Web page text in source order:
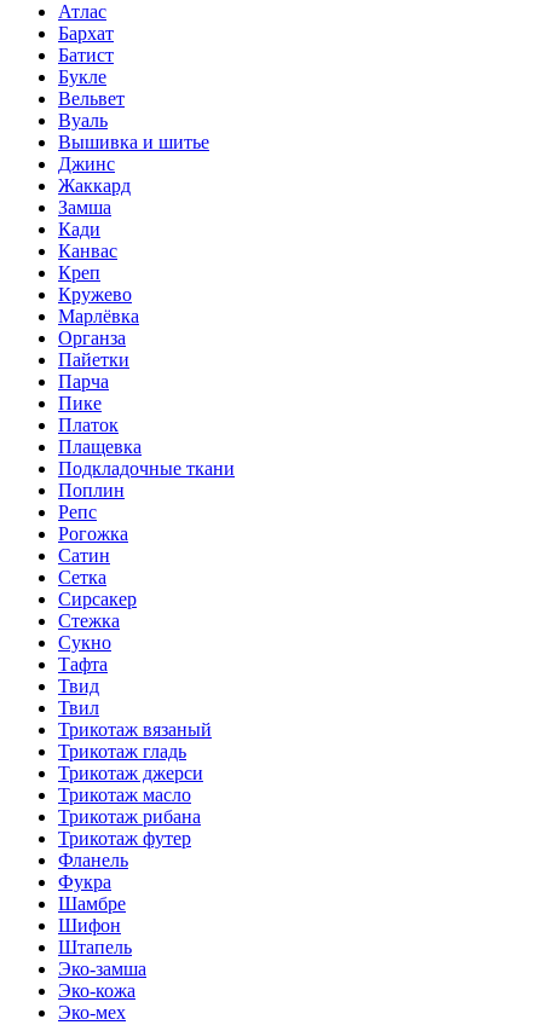
Атлас
Бархат
Батист
Букле
Вельвет
Вуаль
Вышивка и шитье
Джинс
Жаккард
Замша
Кади
Канвас
Креп
Кружево
Марлёвка
Органза
Пайетки
Парча
Пике
Платок
Плащевка
Подкладочные ткани
Поплин
Репс
Рогожка
Сатин
Сетка
Сирсакер
Стежка
Сукно
Тафта
Твид
Твил
Трикотаж вязаный
Трикотаж гладь
Трикотаж джерси
Трикотаж масло
Трикотаж рибана
Трикотаж футер
Фланель
Фукра
Шамбре
Шифон
Штапель
Эко-замша
Эко-кожа
Эко-мех